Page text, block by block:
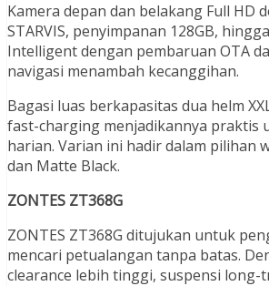
Kamera depan dan belakang Full HD
STARVIS, penyimpanan 128GB,
Intelligent dengan pembaruan OTA
navigasi menambah kecanggihan.
Bagasi luas berkapasitas dua helm
fast-charging menjadikannya praktis
harian. Varian ini hadir dalam pilihan
dan Matte Black.
ZONTES ZT368G
ZONTES ZT368G ditujukan untuk
mencari petualangan tanpa batas.
clearance lebih tinggi, suspensi long-